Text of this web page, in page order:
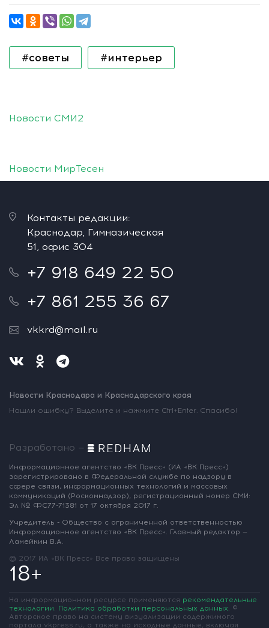
#советы #интерьер
Новости СМИ2
Новости МирТесен
Контакты редакции:
Краснодар, Гимназическая
51, офис 304
+7 918 649 22 50
+7 861 255 36 67
vkkrd@mail.ru
Новости Краснодара и Краснодарского края
Нашли ошибку? Выделите и нажмите Ctrl+Enter. Спасибо!
Разработано —
Информационное агентство «ВК Пресс» (ИА «ВК Пресс»)
зарегистрировано в Федеральной службе по надзору в
сфере связи, информационных технологий и массовых
коммуникаций (Роскомнадзор), регистрационный номер СМИ:
Эл № ФС77-71381 от 17 октября 2017 г.
Учредитель - Общество с ограниченной ответственностью
Информационное агентство «ВК Пресс». Главный редактор —
Ламейкин В.А.
@ 2017 ИА «ВК Пресс» Все права защищены
18+
На информационном ресурсе применяются рекомендательные
технологии. Политика обработки персональных данных. ©
Авторское право на систему визуализации содержимого
портала vkpress.ru, а также на исходные данные, включая